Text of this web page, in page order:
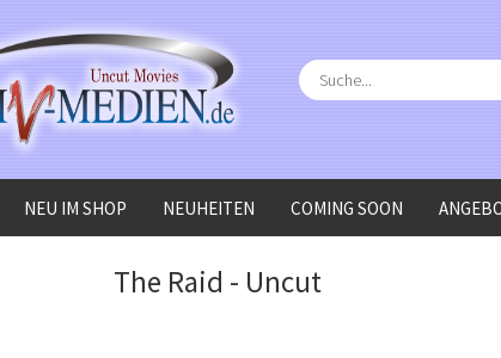
NEU IM SHOP NEUHEITEN COMING SOON
The Raid - Uncut